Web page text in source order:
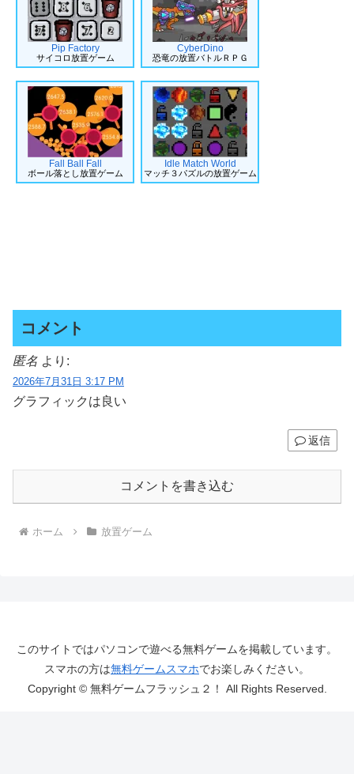
Pip Factory
サイコロ放置ゲーム
CyberDino
恐竜の放置バトルＲＰＧ
Fall Ball Fall
ボール落とし放置ゲーム
Idle Match World
マッチ３パズルの放置ゲーム
コメント
匿名 より:
2026年7月31日 3:17 PM
グラフィックは良い
返信
コメントを書き込む
ホーム 放置ゲーム
このサイトではパソコンで遊べる無料ゲームを掲載しています。
スマホの方は無料ゲームスマホでお楽しみください。
Copyright © 無料ゲームフラッシュ２！ All Rights Reserved.